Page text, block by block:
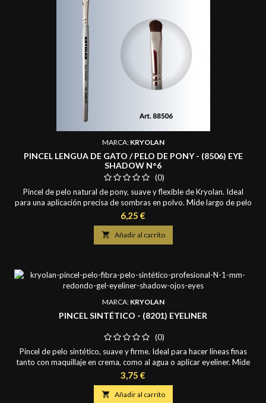
MARCA: KRYOLAN
PINCEL LENGUA DE GATO / PELO DE PONY - (8506) EYE
SHADOW N°6
(0)
Pincel de pelo natural de pony, suave y flexible de Kryolan. Ideal
para una aplicación precisa de sombras en polvo. Mide largo de pelo
de 0,9 cm.
Precio
6,25 €
 Añadir al carrito
MARCA: KRYOLAN
PINCEL SINTÉTICO - (8201) EYELINER
(0)
Pincel de pelo sintético, suave y firme. Ideal para hacer líneas finas
tanto con maquillaje en crema, como al agua o aplicar eyeliner. Mide
2 mm. de diámetro y largo de pelo de 0,8 mm.
Precio
3,75 €
 Añadir al carrito